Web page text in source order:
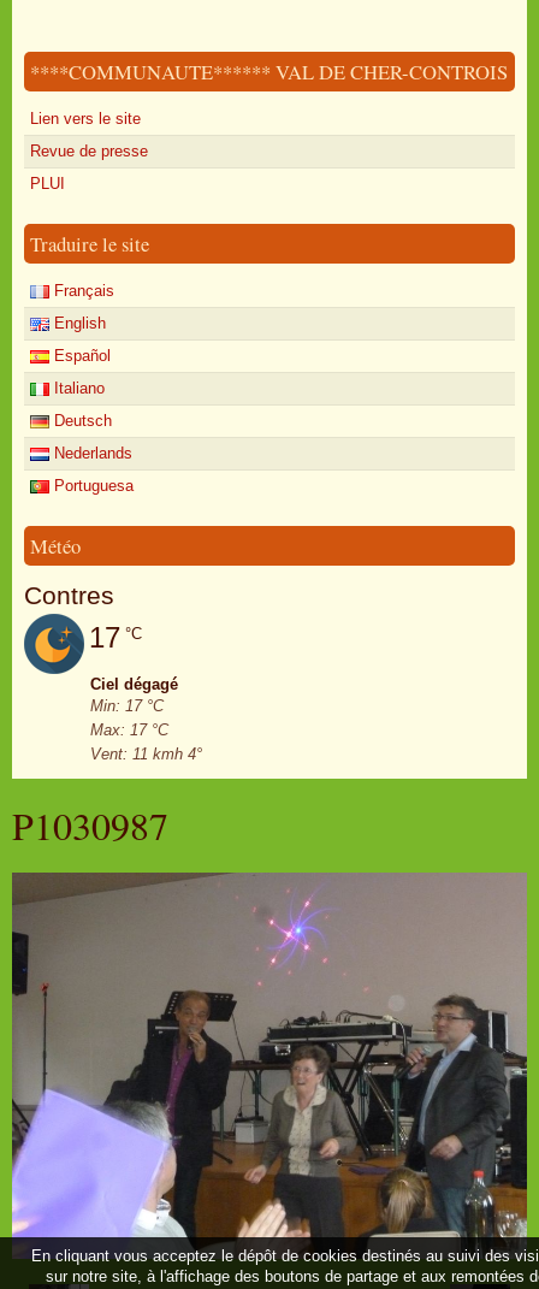
****COMMUNAUTE****** VAL DE CHER-CONTROIS
Lien vers le site
Revue de presse
PLUI
Traduire le site
Français
English
Español
Italiano
Deutsch
Nederlands
Portuguesa
Météo
Contres
17 °C
Ciel dégagé
Min: 17 °C
Max: 17 °C
Vent: 11 kmh 4°
P1030987
En cliquant vous acceptez le dépôt de cookies destinés au suivi des
sur notre site, à l'affichage des boutons de partage et aux remontées